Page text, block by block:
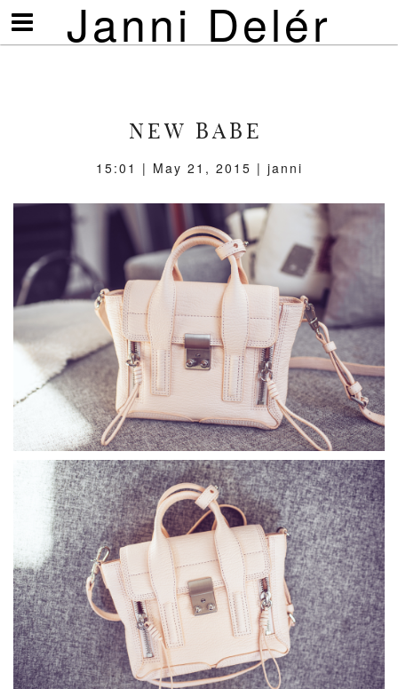
Janni Delér
Visa/göm
meny
NEW BABE
15:01 | May 21, 2015 | janni